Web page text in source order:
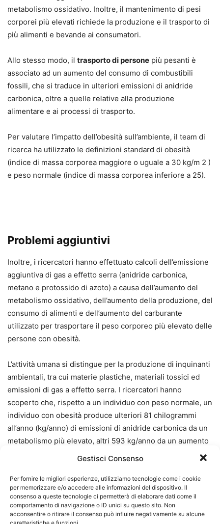
Gestisci Consenso
Per fornire le migliori esperienze, utilizziamo tecnologie come i cookie
per memorizzare e/o accedere alle informazioni del dispositivo. Il
consenso a queste tecnologie ci permetterà di elaborare dati come il
comportamento di navigazione o ID unici su questo sito. Non
acconsentire o ritirare il consenso può influire negativamente su alcune
caratteristiche e funzioni.
metabolismo ossidativo. Inoltre, il mantenimento di pesi
corporei più elevati richiede la produzione e il trasporto di
più alimenti e bevande ai consumatori.
Allo stesso modo, il trasporto di persone più pesanti è
associato ad un aumento del consumo di combustibili
fossili, che si traduce in ulteriori emissioni di anidride
carbonica, oltre a quelle relative alla produzione
alimentare e ai processi di trasporto.
Per valutare l’impatto dell’obesità sull’ambiente, il team di
ricerca ha utilizzato le definizioni standard di obesità
(indice di massa corporea maggiore o uguale a 30 kg/m 2 )
e peso normale (indice di massa corporea inferiore a 25).
Problemi aggiuntivi
Inoltre, i ricercatori hanno effettuato calcoli dell’emissione
aggiuntiva di gas a effetto serra (anidride carbonica,
metano e protossido di azoto) a causa dell’aumento del
metabolismo ossidativo, dell’aumento della produzione, del
consumo di alimenti e dell’aumento del carburante
utilizzato per trasportare il peso corporeo più elevato delle
persone con obesità.
L’attività umana si distingue per la produzione di inquinanti
ambientali, tra cui materie plastiche, materiali tossici ed
emissioni di gas a effetto serra. I ricercatori hanno
scoperto che, rispetto a un individuo con peso normale, un
individuo con obesità produce ulteriori 81 chilogrammi
all’anno (kg/anno) di emissioni di anidride carbonica da un
metabolismo più elevato, altri 593 kg/anno da un aumento
del consumo di alimenti e bevande e altri 476 kg/anno
Nel complesso, l’obesità è stata associata a circa il 20
percento in più di emissioni di gas serra rispetto alle